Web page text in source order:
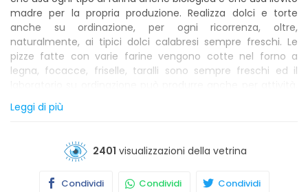
madre per la propria produzione. Realizza dolci e torte
anche su ordinazione, per ogni ricorrenza, oltre,
naturalmente, ai tipici dolci calabresi sempre freschi. Le
pizze fatte con varie farine vengono cotte nel forno a
legna, focacce, friselle, taralli sono sempre freschi ed il
comunità e ristoranti, con una consegna puntuale in tutta
Monza e Brianza. Il Pane di Franca organizza i vostri pranzi e
dall'antipasto al dolce e consegnato direttamente a casa
vostra all'insegna della tradizione e genuinità.
Leggi di più
2401 visualizzazioni della vetrina
Condividi Condividi Condividi